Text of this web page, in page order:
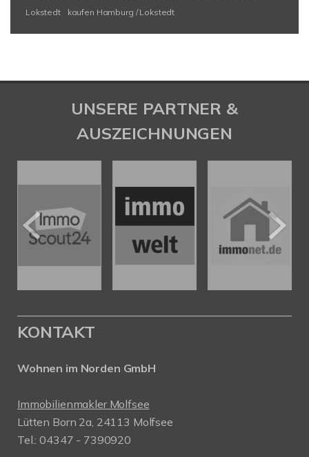
Lokstedt
kaufen Hamburg / Lokstedt
UNSERE PARTNER &
AUSZEICHNUNGEN
KONTAKT
Wohnen im Norden GmbH
Immobilienmakler Molfsee
Lütten Born 2a, 24113 Molfsee
Tel.: 04347 - 7390920